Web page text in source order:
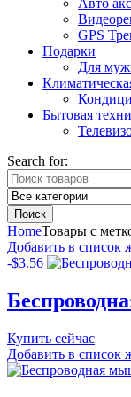
Авто
GPS
Подарки
Для
Бытовая
Search for:
Поиск
HomeТовары с
Добавить в список
-$3.56
Купить сейчас
Добавить в список